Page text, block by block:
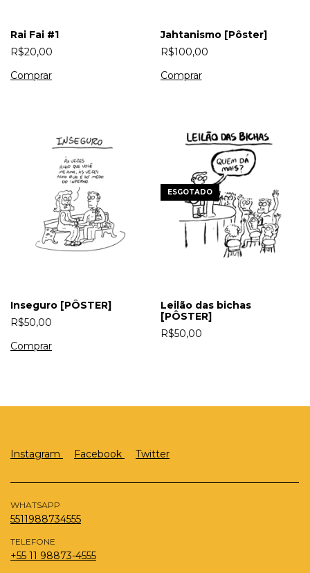
Rai Fai #1
R$20,00
Jahtanismo [Pôster]
R$100,00
Inseguro [PÔSTER]
R$50,00
ESGOTADO
Leilão das bichas
[PÔSTER]
R$50,00
Instagram Facebook Twitter
WHATSAPP
5511988734555
TELEFONE
+55 11 98873-4555